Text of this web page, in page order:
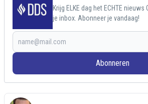
Krijg ELKE dag het ECHTE
je inbox. Abonneer je vandaag!
Abonneren